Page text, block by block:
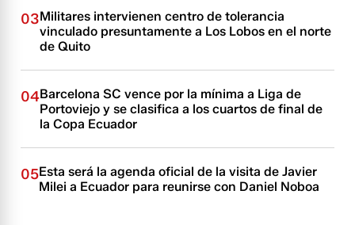
03Militares intervienen centro de tolerancia
vinculado presuntamente a Los Lobos en el norte
de Quito
04Barcelona SC vence por la mínima a Liga de
Portoviejo y se clasifica a los cuartos de final de
la Copa Ecuador
05Esta será la agenda oficial de la visita de Javier
Milei a Ecuador para reunirse con Daniel Noboa